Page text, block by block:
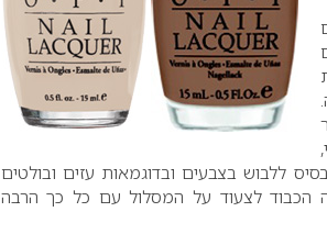
ללבוש בצבעים ובדוגמאות עזים ובולטים
הכבוד לצעוד על המסלול עם כל כך הרבה